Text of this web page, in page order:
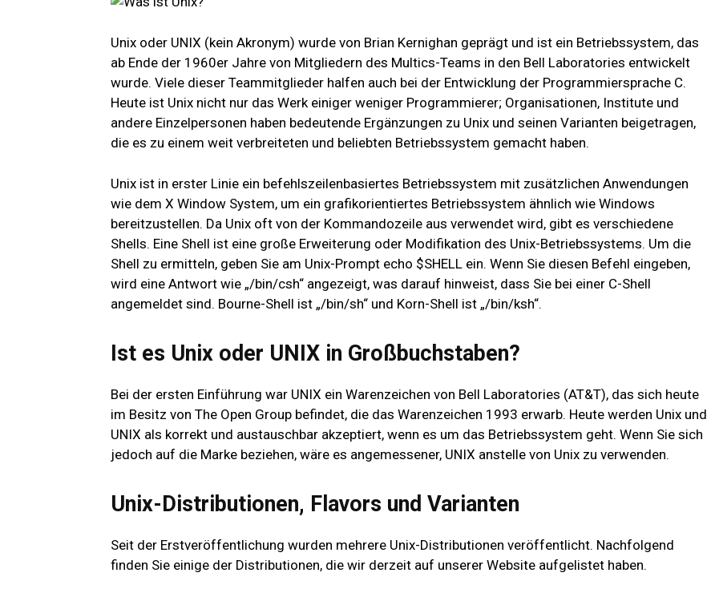
Unix oder UNIX (kein Akronym) wurde von Brian Kernighan geprägt und ist ein Betriebssystem, das
ab Ende der 1960er Jahre von Mitgliedern des Multics-Teams in den Bell Laboratories entwickelt
wurde. Viele dieser Teammitglieder halfen auch bei der Entwicklung der Programmiersprache C.
Heute ist Unix nicht nur das Werk einiger weniger Programmierer; Organisationen, Institute und
andere Einzelpersonen haben bedeutende Ergänzungen zu Unix und seinen Varianten beigetragen,
die es zu einem weit verbreiteten und beliebten Betriebssystem gemacht haben.
Unix ist in erster Linie ein befehlszeilenbasiertes Betriebssystem mit zusätzlichen Anwendungen
wie dem X Window System, um ein grafikorientiertes Betriebssystem ähnlich wie Windows
bereitzustellen. Da Unix oft von der Kommandozeile aus verwendet wird, gibt es verschiedene
Shells. Eine Shell ist eine große Erweiterung oder Modifikation des Unix-Betriebssystems. Um die
Shell zu ermitteln, geben Sie am Unix-Prompt echo $SHELL ein. Wenn Sie diesen Befehl eingeben,
wird eine Antwort wie „/bin/csh“ angezeigt, was darauf hinweist, dass Sie bei einer C-Shell
angemeldet sind. Bourne-Shell ist „/bin/sh“ und Korn-Shell ist „/bin/ksh“.
Ist es Unix oder UNIX in Großbuchstaben?
Bei der ersten Einführung war UNIX ein Warenzeichen von Bell Laboratories (AT&T), das sich heute
im Besitz von The Open Group befindet, die das Warenzeichen 1993 erwarb. Heute werden Unix und
UNIX als korrekt und austauschbar akzeptiert, wenn es um das Betriebssystem geht. Wenn Sie sich
jedoch auf die Marke beziehen, wäre es angemessener, UNIX anstelle von Unix zu verwenden.
Unix-Distributionen, Flavors und Varianten
Seit der Erstveröffentlichung wurden mehrere Unix-Distributionen veröffentlicht. Nachfolgend
finden Sie einige der Distributionen, die wir derzeit auf unserer Website aufgelistet haben.